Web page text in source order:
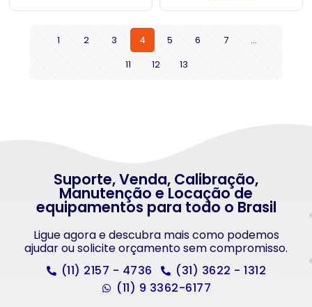
1 2 3 4 5 6 7
…
11
12 13
Suporte, Venda, Calibração,
Manutenção e Locação de
equipamentos para todo o Brasil
Ligue agora e descubra mais como podemos
ajudar ou solicite orçamento sem compromisso.
(11) 2157 - 4736
(31) 3622 - 1312
(11) 9 3362-6177